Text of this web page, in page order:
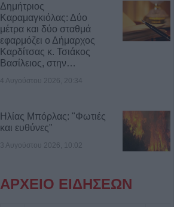
Δημήτριος
Καραμαγκιόλας: Δύο
μέτρα και δύο σταθμά
εφαρμόζει ο Δήμαρχος
Καρδίτσας κ. Τσιάκος
Βασίλειος, στην…
4 Αυγούστου 2026, 20:34
Ηλίας Μπόρλας: "Φωτιές
και ευθύνες"
3 Αυγούστου 2026, 10:02
ΑΡΧΕΙΟ ΕΙΔΗΣΕΩΝ